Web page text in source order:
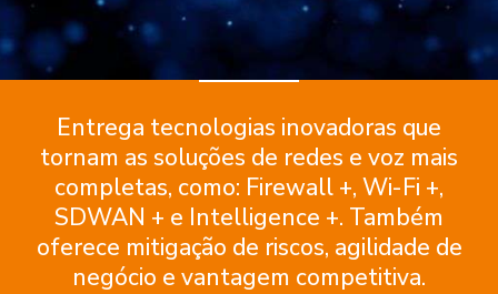
Entrega tecnologias inovadoras que
tornam as soluções de redes e voz mais
completas, como: Firewall +, Wi-Fi +,
SDWAN + e Intelligence +. Também
oferece mitigação de riscos, agilidade de
negócio e vantagem competitiva.